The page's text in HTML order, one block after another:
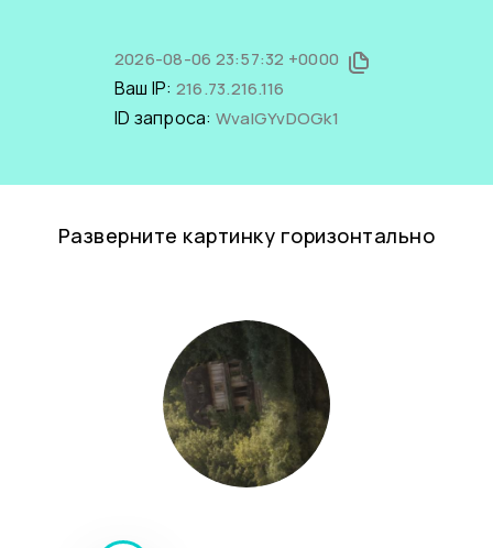
2026-08-06 23:57:32 +0000
Ваш IP: 216.73.216.116
ID запроса: WvaIGYvDOGk1
Разверните картинку горизонтально